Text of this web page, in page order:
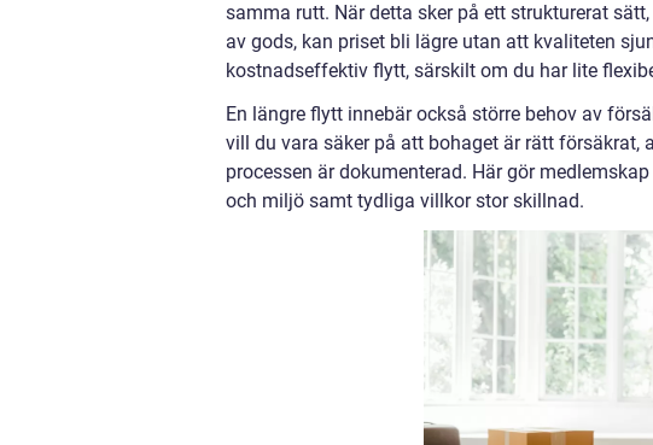
samma rutt. När detta sker på ett strukturerat
av gods, kan priset bli lägre utan att kvaliteten
kostnadseffektiv flytt, särskilt om du har lite
En längre flytt innebär också större behov av
vill du vara säker på att bohaget är rätt
processen är dokumenterad. Här gör
och miljö samt tydliga villkor stor skillnad.